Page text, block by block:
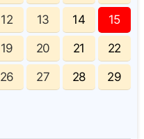
12 13 14 15
19 20 21 22
26 27 28 29